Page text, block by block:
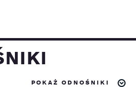
pokaż odnośniki